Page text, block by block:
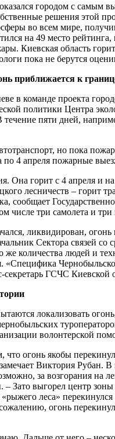
городом с самым
решения этой
во всем мире,
на 49 место
Киевская область
пока не берутся
приближается к
в команде проекта
политики Центра
пяти дней,
но пока
по 4 апреля пожарные
Она горит с 4 апреля и
лесничеств – горит
сообщает
числе три самолета и
ликвидирован,
Сектора связей
количества людей и
«Специфика
ГСЧС Киевской
локализовать
волонтерской
что огонь якобы
Виктория Рубан.
за возгорания на
– Зато выгорел центр
леса»
огонь